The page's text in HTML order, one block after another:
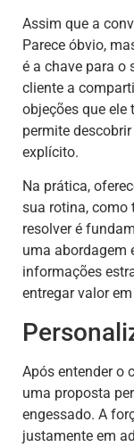
Assim que a
Parece óbvio,
é a chave para o
cliente a
objeções que ele
permite
explícito.
Na prática,
sua rotina, como
resolver é
uma abordagem
informações
entregar valor
Após entender o
uma proposta
engessado. A
justamente em